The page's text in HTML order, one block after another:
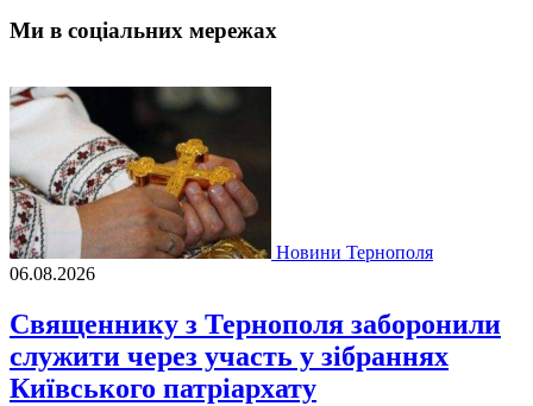
Ми в соціальних мережах
Новини Тернополя
06.08.2026
Священнику з Тернополя заборонили
служити через участь у зібраннях
Київського патріархату